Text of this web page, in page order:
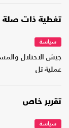
تغطية ذات صلة
سياسة
جيش الاحتلال
عملية تل
تقرير خاص
سياسة